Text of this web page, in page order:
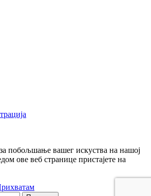
побољшање вашег искуства на нашој
ове веб странице пристајете на
колачића.